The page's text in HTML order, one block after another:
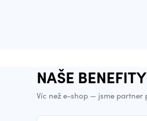
NAŠE BENEFITY
Víc než e-shop — jsme